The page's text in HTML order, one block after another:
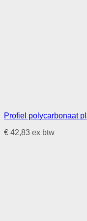
Profiel polycarbonaat
€ 42,83 ex btw